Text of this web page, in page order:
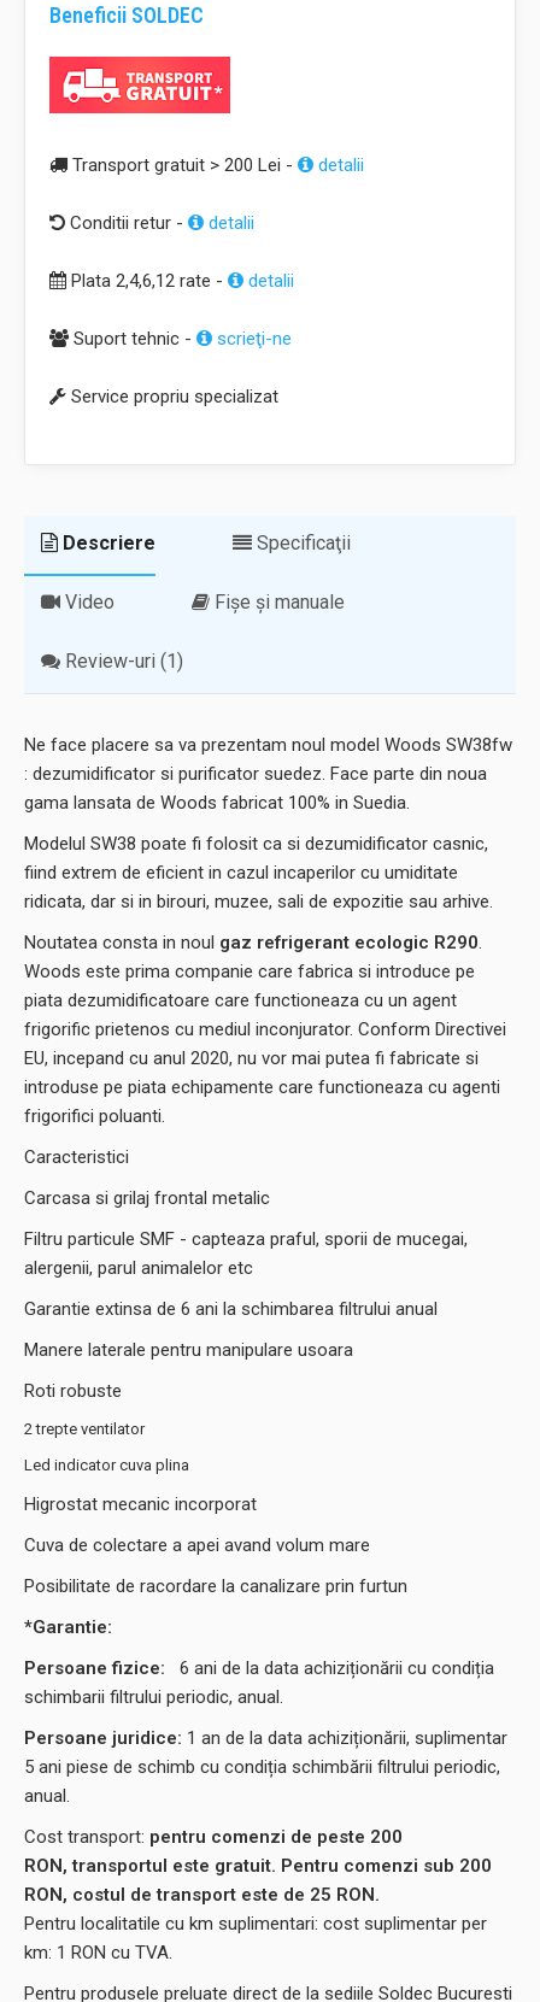
Beneficii SOLDEC
Transport gratuit > 200 Lei - detalii
Conditii retur - detalii
Plata 2,4,6,12 rate - detalii
Suport tehnic - scrieţi-ne
Service propriu specializat
Descriere Specificaţii
Video Fișe și manuale
Review-uri (1)
Ne face placere sa va prezentam noul model Woods SW38fw
: dezumidificator si purificator suedez. Face parte din noua
gama lansata de Woods fabricat 100% in Suedia.
Modelul SW38 poate fi folosit ca si dezumidificator casnic,
fiind extrem de eficient in cazul incaperilor cu umiditate
ridicata, dar si in birouri, muzee, sali de expozitie sau arhive.
Noutatea consta in noul gaz refrigerant ecologic R290.
Woods este prima companie care fabrica si introduce pe
piata dezumidificatoare care functioneaza cu un agent
frigorific prietenos cu mediul inconjurator. Conform Directivei
EU, incepand cu anul 2020, nu vor mai putea fi fabricate si
introduse pe piata echipamente care functioneaza cu agenti
frigorifici poluanti.
Caracteristici
Carcasa si grilaj frontal metalic
Filtru particule SMF - capteaza praful, sporii de mucegai,
alergenii, parul animalelor etc
Garantie extinsa de 6 ani la schimbarea filtrului anual
Manere laterale pentru manipulare usoara
Roti robuste
2 trepte ventilator
Led indicator cuva plina
Higrostat mecanic incorporat
Cuva de colectare a apei avand volum mare
Posibilitate de racordare la canalizare prin furtun
*Garantie:
Persoane fizice: 6 ani de la data achiziționării cu condiția
schimbarii filtrului periodic, anual.
Persoane juridice: 1 an de la data achiziționării, suplimentar
5 ani piese de schimb cu condiția schimbării filtrului periodic,
anual.
Cost transport: pentru comenzi de peste 200
RON, transportul este gratuit. Pentru comenzi sub 200
RON, costul de transport este de 25 RON.
Pentru localitatile cu km suplimentari: cost suplimentar per
km: 1 RON cu TVA.
Pentru produsele preluate direct de la sediile Soldec Bucuresti